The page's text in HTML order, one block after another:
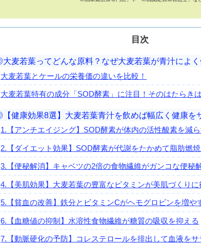
目次
大麦若葉ってどんな原料？なぜ大麦若葉が青汁によく
大麦若葉とケールの栄養価の違いを比較！
大麦若葉特有の成分「SOD酵素」に注目！そのはたらき
【健康効果8選】大麦若葉青汁を飲めば幅広く健康を
1.【アンチエイジング】SOD酵素が体内の活性酸素を減
2.【ダイエット効果】SOD酵素が代謝をたかめて脂肪燃
3.【便秘解消】キャベツの2倍の食物繊維がガンコな便秘
4.【美肌効果】大麦若葉の豊富なビタミンが美肌づくりに
5.【貧血の改善】鉄分とビタミンCがヘモグロビンを増や
6.【血糖値の抑制】水溶性食物繊維が糖質の吸収を抑える
7.【動脈硬化の予防】コレステロールを排出して血液をサ